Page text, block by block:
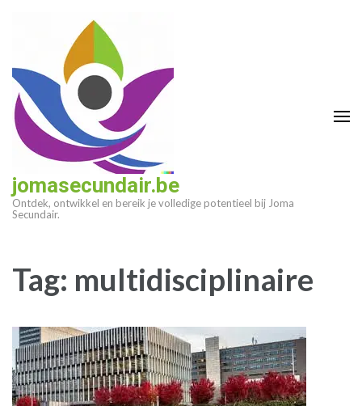
(druk
enter)
jomasecundair.be
Ontdek, ontwikkel en bereik je volledige potentieel bij Joma
Secundair.
Tag: multidisciplinaire